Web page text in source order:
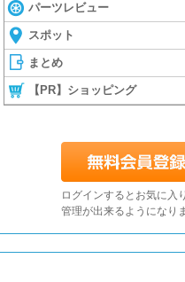
パーツレビュー
スポット
まとめ
【PR】ショッピング
ログインするとお気に入
管理が出来るようになり